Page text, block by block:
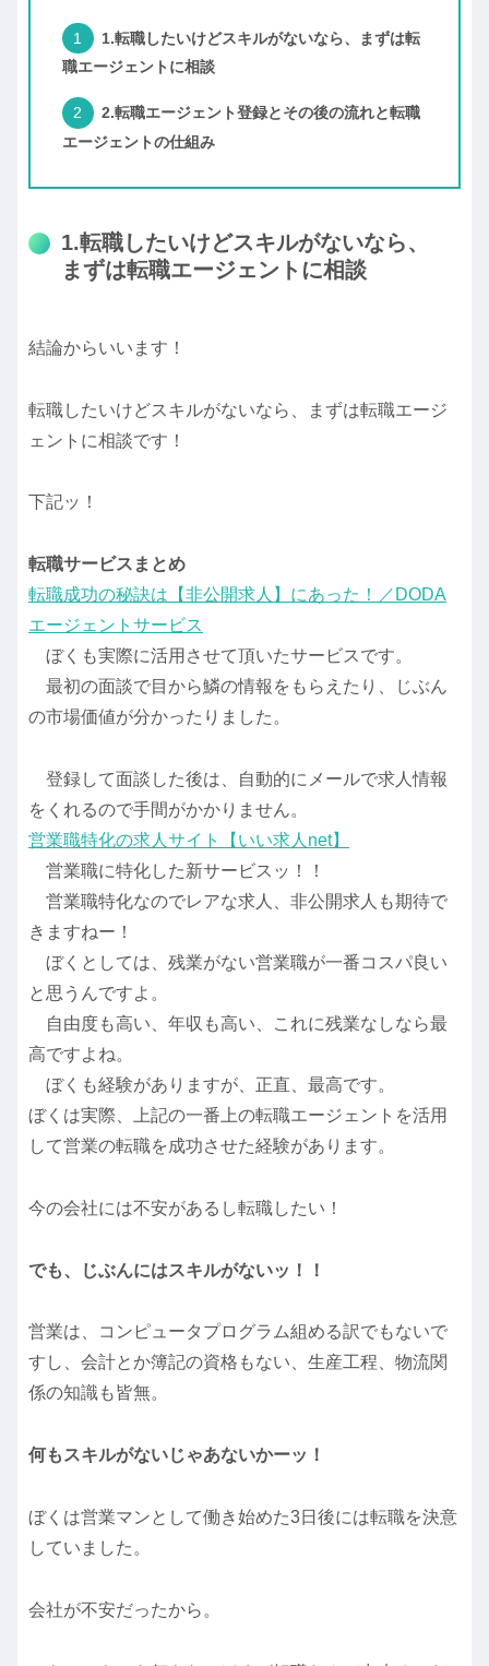
1.転職したいけどスキルがないなら、まずは転
職エージェントに相談
2.転職エージェント登録とその後の流れと転職
エージェントの仕組み
1.転職したいけどスキルがないなら、
まずは転職エージェントに相談
結論からいいます！
転職したいけどスキルがないなら、まずは転職エージ
ェントに相談です！
下記ッ！
転職サービスまとめ
転職成功の秘訣は【非公開求人】にあった！／DODA
エージェントサービス
ぼくも実際に活用させて頂いたサービスです。
最初の面談で目から鱗の情報をもらえたり、じぶん
の市場価値が分かったりました。
登録して面談した後は、自動的にメールで求人情報
をくれるので手間がかかりません。
営業職特化の求人サイト【いい求人net】
営業職に特化した新サービスッ！！
営業職特化なのでレアな求人、非公開求人も期待で
きますねー！
ぼくとしては、残業がない営業職が一番コスパ良い
と思うんですよ。
自由度も高い、年収も高い、これに残業なしなら最
高ですよね。
ぼくも経験がありますが、正直、最高です。
ぼくは実際、上記の一番上の転職エージェントを活用
して営業の転職を成功させた経験があります。
今の会社には不安があるし転職したい！
でも、じぶんにはスキルがないッ！！
営業は、コンピュータプログラム組める訳でもないで
すし、会計とか簿記の資格もない、生産工程、物流関
係の知識も皆無。
何もスキルがないじゃあないかーッ！
ぼくは営業マンとして働き始めた3日後には転職を決意
していました。
会社が不安だったから。